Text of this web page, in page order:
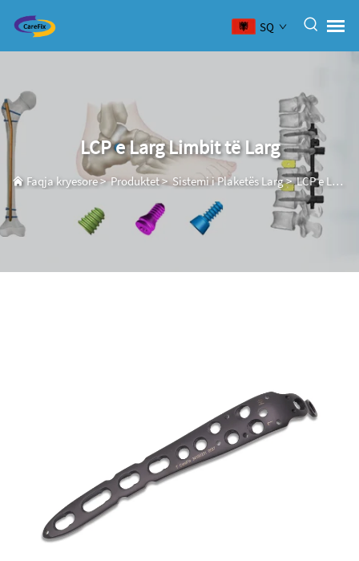
SQ
LCP e Larg Limbit të Larg
Faqja kryesore>Produktet> Sistemi i Plaketës Larg>LCP e Larg Limbit të Larg